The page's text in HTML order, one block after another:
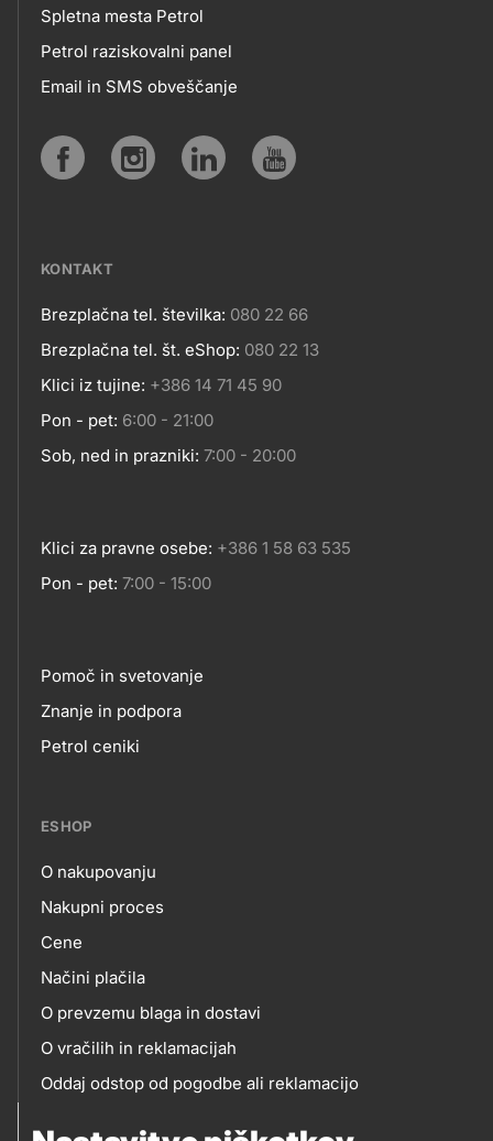
MOBILNE
APLIKACIJE
SPLETNA
Spletna mesta Petrol
Petrol raziskovalni panel
Email in SMS obveščanje
KONTAKT
Kontakt
Brezplačna tel. številka: 080 22 66
Brezplačna tel. št. eShop: 080 22 13
Klici iz tujine: +386 14 71 45 90
Pon - pet: 6:00 - 21:00
Sob, ned in prazniki: 7:00 - 20:00
Klici za pravne osebe: +386 1 58 63 535
Pon - pet: 7:00 - 15:00
Footer
links
Pomoč in svetovanje
Znanje in podpora
Petrol ceniki
ESHOP
eshop
O nakupovanju
Nakupni proces
Cene
Načini plačila
O prevzemu blaga in dostavi
O vračilih in reklamacijah
Oddaj odstop od pogodbe ali reklamacijo